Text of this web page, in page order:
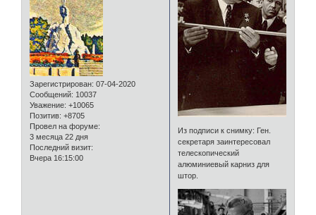
Зарегистрирован: 07-04-2020
Сообщений: 10037
Уважение: +10065
Позитив: +8705
Провел на форуме:
3 месяца 22 дня
Последний визит:
Вчера 16:15:00
Из подписи к снимку: Ген.
секретаря заинтересовал
телескопический
алюминиевый карниз для
штор.